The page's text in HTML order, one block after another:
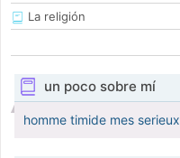
La religión
un poco sobre mí
homme timide mes serieux